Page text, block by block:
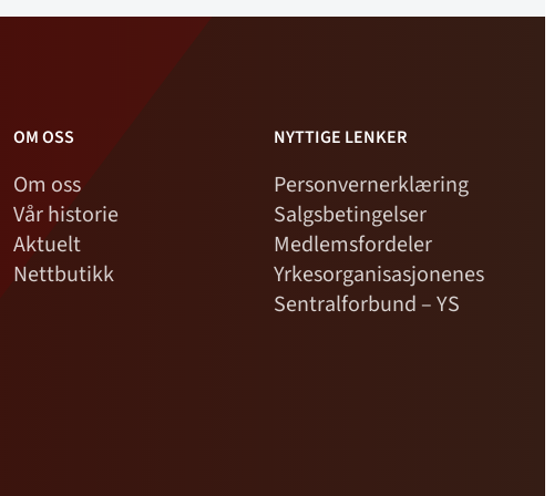
OM OSS
Om oss
Vår historie
Aktuelt
Nettbutikk
NYTTIGE LENKER
Personvernerklæring
Salgsbetingelser
Medlemsfordeler
Yrkesorganisasjonenes
Sentralforbund – YS